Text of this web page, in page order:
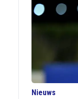
Nieuws